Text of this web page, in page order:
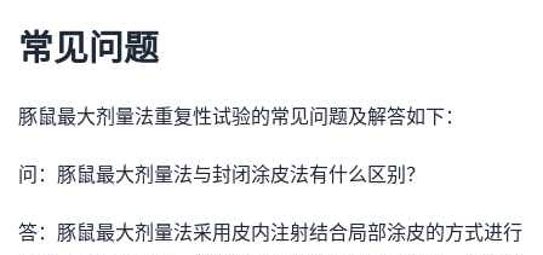
常见问题
豚鼠最大剂量法重复性试验的常见问题及解答如下：
问：豚鼠最大剂量法与封闭涂皮法有什么区别？
答：豚鼠最大剂量法采用皮内注射结合局部涂皮的方式进行